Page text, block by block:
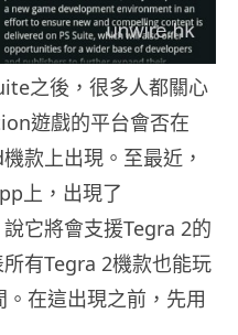
之後，很多人都關心
遊戲的平台會否在
款上出現。至最近，
上，出現了
它將會支援Tegra 2的
有Tegra 2機款也能玩
在這出現之前，先用